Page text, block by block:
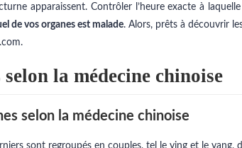
apparaissent. Contrôler l’heure exacte à
de vos organes est malade. Alors, prêts à découvrir
la médecine chinoise
selon la médecine chinoise
sont regroupés en couples, tel le ying et le yang,